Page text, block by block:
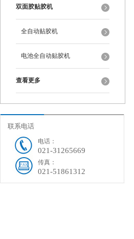
双面胶贴胶机
全自动贴胶机
电池全自动贴胶机
查看更多
联系电话
电话：
021-31265669
传真：
021-51861312